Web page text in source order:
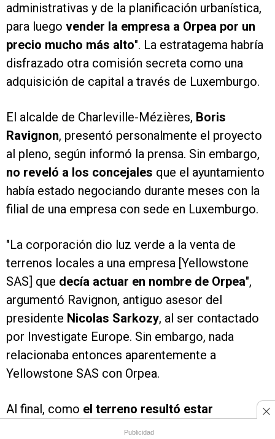
administrativas y de la planificación urbanística,
para luego vender la empresa a Orpea por un
precio mucho más alto". La estratagema habría
disfrazado otra comisión secreta como una
adquisición de capital a través de Luxemburgo.
El alcalde de Charleville-Mézières, Boris
Ravignon, presentó personalmente el proyecto
al pleno, según informó la prensa. Sin embargo,
no reveló a los concejales que el ayuntamiento
había estado negociando durante meses con la
filial de una empresa con sede en Luxemburgo.
"La corporación dio luz verde a la venta de
terrenos locales a una empresa [Yellowstone
SAS] que decía actuar en nombre de Orpea",
argumentó Ravignon, antiguo asesor del
presidente Nicolas Sarkozy, al ser contactado
por Investigate Europe. Sin embargo, nada
relacionaba entonces aparentemente a
Yellowstone SAS con Orpea.
Al final, como el terreno resultó estar
, los 178.000 euros prometidos
Publicidad